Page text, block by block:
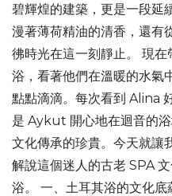
碧輝煌的建築，更是一段延
漫著薄荷精油的清香，還有
彿時光在這一刻靜止。 現
浴，看著他們在溫暖的水氣
點點滴滴。每次看到 Alina
是 Aykut 開心地在迴音的
文化傳承的珍貴。今天就讓
解說這個迷人的古老 SPA
浴。 一、土耳其浴的文化